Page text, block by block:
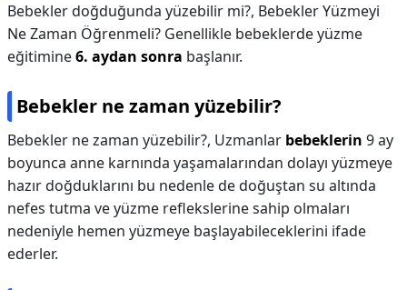
Bebekler doğduğunda yüzebilir mi?, Bebekler Yüzmeyi
Ne Zaman Öğrenmeli? Genellikle bebeklerde yüzme
eğitimine6. aydan sonra başlanır.
Bebekler ne zaman yüzebilir?
Bebekler ne zaman yüzebilir?, Uzmanlar bebeklerin 9 ay
boyunca anne karnında yaşamalarından dolayı yüzmeye
hazır doğduklarını bu nedenle de doğuştan su altında
nefes tutma ve yüzme reflekslerine sahip olmaları
nedeniyle hemen yüzmeye başlayabileceklerini ifade
ederler.